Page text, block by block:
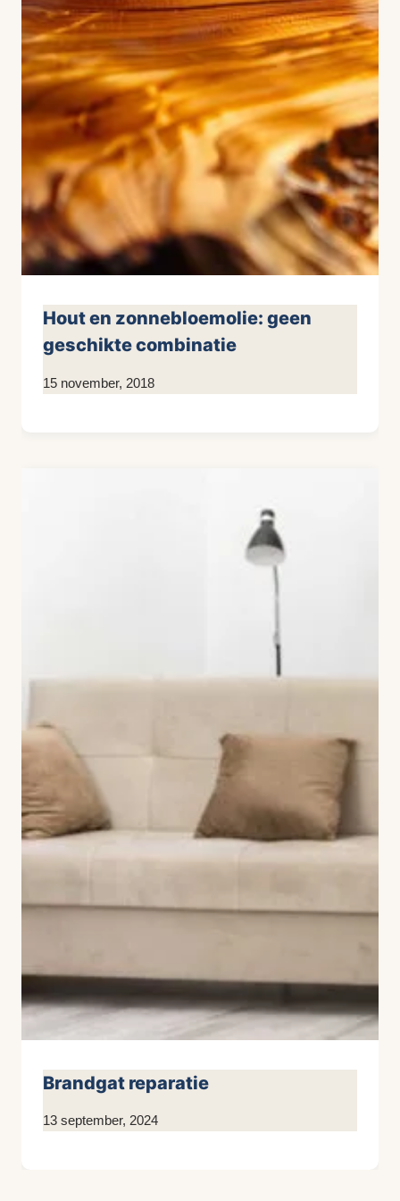
Hout en zonnebloemolie: geen
geschikte combinatie
Door
15 november, 2018
Brandgat reparatie
Door
13 september, 2024